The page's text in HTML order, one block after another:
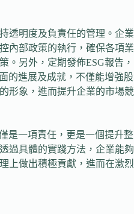
透明度及負責任的管理。企業
內部政策的執行，確保各項業
。另外，定期發佈ESG報告，
的進展及成就，不僅能增強股
形象，進而提升企業的市場競
是一項責任，更是一個提升整
過具體的實踐方法，企業能夠
上做出積極貢獻，進而在激烈